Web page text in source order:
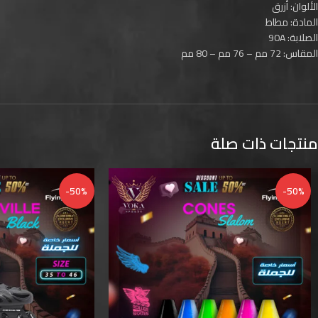
الألوان: أزرق
المادة: مطاط
الصلابة: 90A
المقاس: 72 مم – 76 مم – 80 مم
منتجات ذات صلة
-50%
-50%